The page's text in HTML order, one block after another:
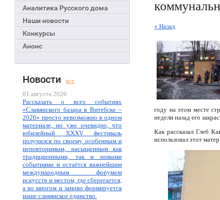
Аналитика Русского дома
Наши новости
Конкурсы
Анонс
Новости
все
01 августа 2026
Рассказать о всех событиях
«Славянского базара в Витебске –
2026» просто невозможно в одном
материале, но уже очевидно, что
юбилейный XXXV фестиваль
получился по своему особенным и
неповторимым, насыщенным как
традиционными, так и новыми
событиями и остаётся важнейшим
международным форумом
искусств и местом, где сберегается,
а во многом и заново формируется
наше славянское единство.
« Назад
году на этом месте
недели назад его
Как рассказал Глеб
использовал этот